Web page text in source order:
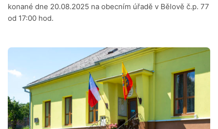
konané dne 20.08.2025 na obecním úřadě v Bělově č.p. 77
od 17:00 hod.